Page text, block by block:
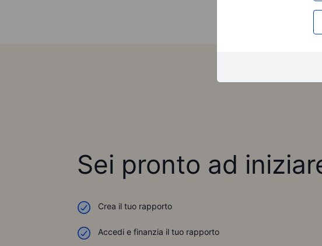
Sei pronto ad
Crea il tuo rapporto
Accedi e finanzia il tuo rapporto